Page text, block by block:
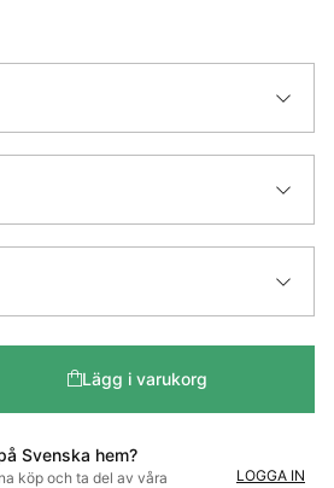
Lägg i varukorg
Svenska hem?
köp och ta del av våra
LOGGA IN